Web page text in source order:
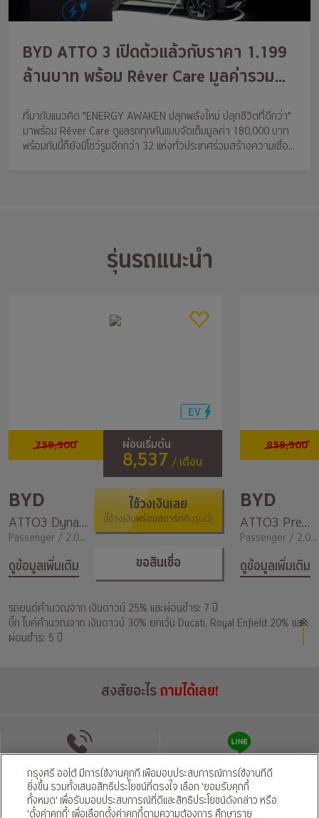
BYD ATTO 3 เปิดต้วแล้วกับราคา 1.199
ล้านบาท พร้อม Rêver Care มูลค่ารวม
ที่มากับแนวคิด "ENERGY AWAKEN ปลุกพลังใหม่ ปลุกชีวิตที่ดีกว่า"
มาพร้อม Rêver Care ดูแลรถทุกคันแบบจัดเต็มมูลค่า 180,000 บาท
พร้อมกันนี้ก็ยังมีโชว์รูมอีกกว่า 32 แห่งทั่วประเทศร่วมสร้างความเชื่อ
รุ่นรถแนะนำ
759,900 ผ่อนเริ่มต้น
8,537 / เดือน
BYD
ATTO3 Dynamic
Passenger / 2,000
ดูข้อมูลเพิ่มเติม
ใช้วงเงินเลย
(ใช้วงเงินพร้อมสตาร์ทกับรุ่นนี้)
ขอสินเชื่อ
859,900
BYD
ATTO3 Premium
Passenger / 2,000
ดูข้อมูลเพิ่มเติม
รถยนต์คำนวณจาก เงินดาวน์ 25% และผ่อนชำระ 7 ปี
บิ๊ก ไบค์คำนวณจาก เงินดาวน์ 30% ยกเว้น Ducati, Royal Enfield 20% และ
ผ่อนชำระ 5 ปี
สงสัยอะไรถามได้เลย!
โทรติดต่อ แชทผ่านไลน์
นโยบายความเป็นส่วนตัว | นโยบายคุ้มครองข้อมูลส่วนบุคคลของผู้ให้บริการ
กรุงศรี ออโต้ มีการใช้งานคุกกี้ เพื่อมอบประสบการณ์การใช้งานที่ดี
ยิ่งขึ้น รวมทั้งเสนอสิทธิประโยชน์ที่ตรงใจ เลือก 'ยอมรับคุกกี้
ทั้งหมด' เพื่อรับมอบประสบการณ์ที่ดีและสิทธิประโยชน์ดังกล่าว หรือ
'ตั้งค่าคุกกี้' เพื่อเลือกตั้งค่าคุกกี้ตามความต้องการ ศึกษาราย